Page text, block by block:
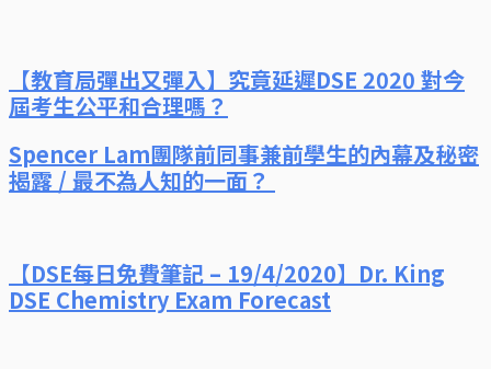
【教育局彈出又彈入】究竟延遲DSE 2020 對今
屆考生公平和合理嗎？
Spencer Lam團隊前同事兼前學生的內幕及秘密
揭露 / 最不為人知的一面？
【DSE每日免費筆記 – 19/4/2020】Dr. King
DSE Chemistry Exam Forecast